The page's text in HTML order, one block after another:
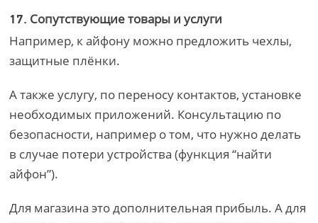
17. Сопутствующие товары и услуги
Например, к айфону можно предложить чехлы,
защитные плёнки.
А также услугу, по переносу контактов, установке
необходимых приложений. Консультацию по
безопасности, например о том, что нужно делать
в случае потери устройства (функция “найти
айфон”).
Для магазина это дополнительная прибыль. А для